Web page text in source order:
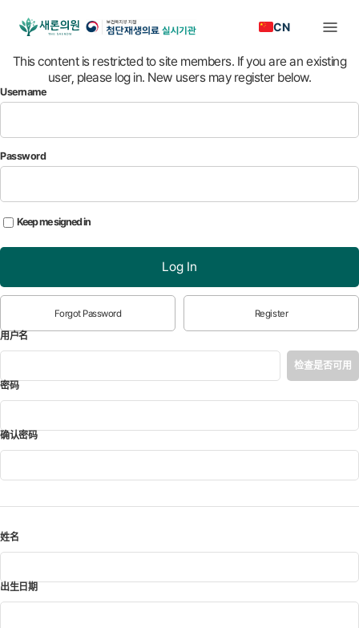
CN
This content is restricted to site members. If you are an existing
user, please log in. New users may register below.
Username
Password
Keep me signed in
Log In
Forgot Password
Register
用户名
检查是否可用
密码*
确认密码*
姓名
出生日期